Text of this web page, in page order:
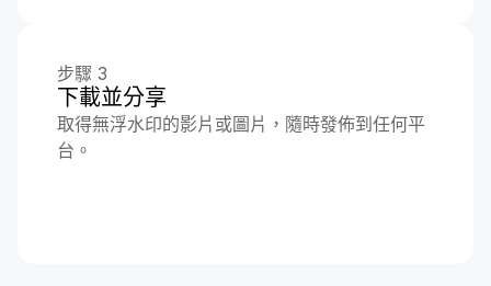
步驟 3
下載並分享
取得無浮水印的影片或圖片，隨時發佈到任何平
台。